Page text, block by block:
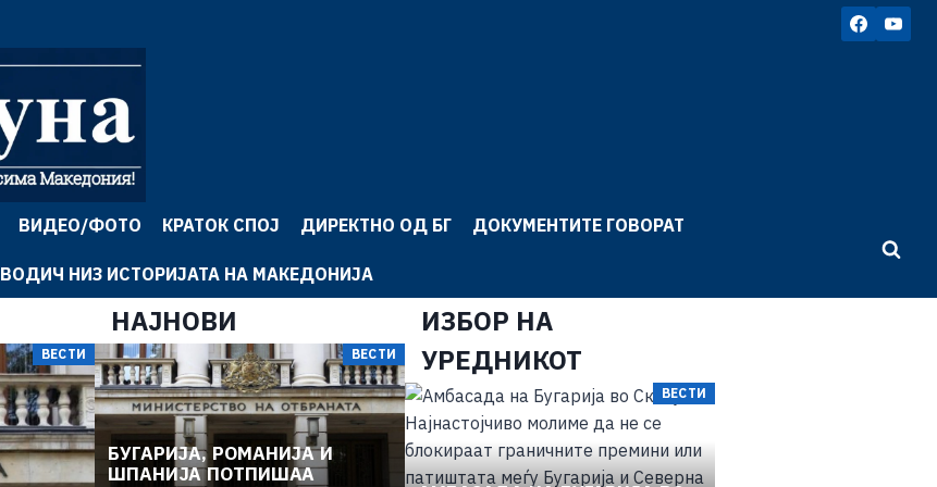
ВИДЕО/ФОТО КРАТОК СПОЈ ДИРЕКТНО ОД БГ ДОКУМЕНТИТЕ ГОВОРАТ
ВОДИЧ НИЗ ИСТОРИЈАТА НА МАКЕДОНИЈА
ВЕСТИ
НАЈНОВИ
ВЕСТИ
БУГАРИЈА, РОМАНИЈА И
ШПАНИЈА ПОТПИШАА
ИЗБОР НА
УРЕДНИКОТ
ВЕСТИ